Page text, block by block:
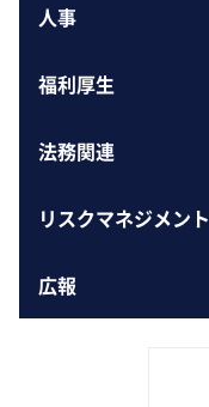
人事
福利厚生
法務関連
リスクマネジメント
広報